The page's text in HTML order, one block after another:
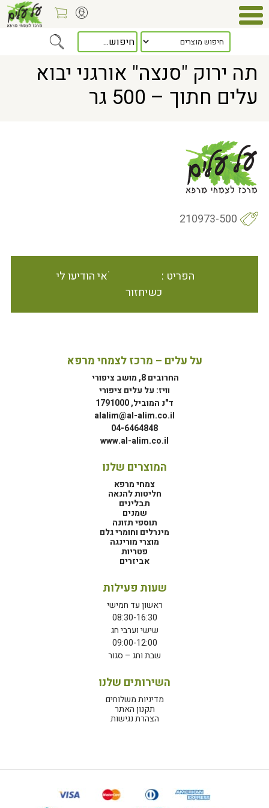
> תה ירוק "סנצה" אורגני יבוא עלים חתוך – 500 גר
תה ירוק "סנצה" אורגני יבוא
עלים חתוך – 500 גר
210973-500
הפריט אינו זמין במלאי הודיעו לי
כשיחזור
על עלים – מרכז לצמחי מרפא
החרובים 8, מושב ציפורי
וויז: על עלים ציפורי
ד"נ המוביל, 1791000
alalim@al-alim.co.il
04-6464848
www.al-alim.co.il
המוצרים שלנו
צמחי מרפא
חליטות להנאה
תבלינים
שמנים
תוספי תזונה
מינרלים וחומרי גלם
מוצרי מורינגה
פטריות
אביזרים
שעות פעילות
ראשון עד חמישי
08:30-16:30
שישי וערבי חג
09:00-12:00
שבת וחג – סגור
השירותים שלנו
מדיניות משלוחים
תקנון האתר
הצהרת נגישות